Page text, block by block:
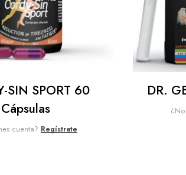
SIN SPORT 60
Cápsulas
cuenta? Regístrate
DR.